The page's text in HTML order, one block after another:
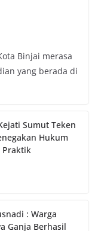
Binjai merasa
yang berada di
Sumut Teken
Hukum
Praktik
: Warga
Ganja Berhasil